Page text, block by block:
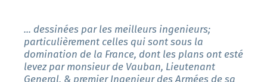
... dessinées par les meilleurs ingenieurs;
particulièrement celles qui sont sous la
domination de la France, dont les plans ont esté
levez par monsieur de Vauban, Lieutenant
General, & premier Ingenieur des Armées de sa